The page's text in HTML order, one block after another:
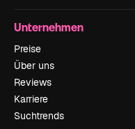
Unternehmen
Preise
Über uns
Reviews
Karriere
Suchtrends